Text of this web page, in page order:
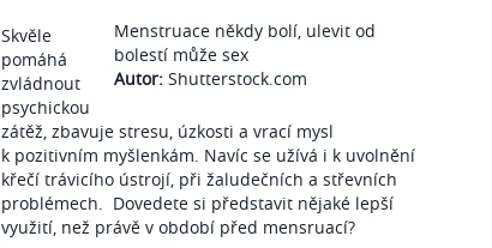
Menstruace někdy bolí, ulevit od
bolestí může sex
Autor: Shutterstock.com
Skvěle
pomáhá
zvládnout
psychickou
zátěž, zbavuje stresu, úzkosti a vrací mysl
k pozitivním myšlenkám. Navíc se užívá i k uvolnění
křečí trávicího ústrojí, při žaludečních a střevních
problémech. Dovedete si představit nějaké lepší
využití, než právě v období před mensruací?